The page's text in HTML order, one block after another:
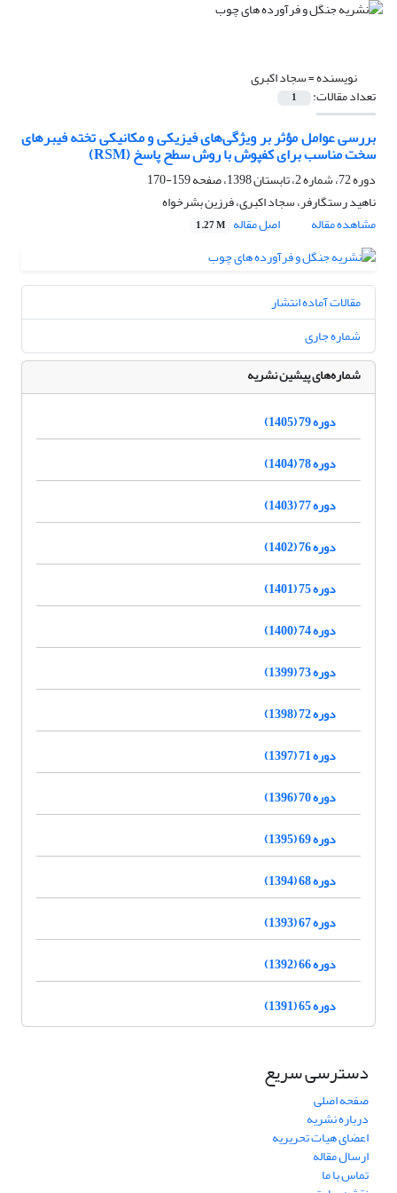
نویسنده =سجاد اکبری
تعداد مقالات: 1
بررسی عوامل مؤثر بر ویژگی‌های فیزیکی و مکانیکی تخته فیبرهای
سخت مناسب برای کفپوش با روش سطح پاسخ (RSM)
دوره 72، شماره 2، تابستان 1398، صفحه
159-170
ناهید رستگارفر، سجاد اکبری، فرزین بشرخواه
مشاهده مقاله
اصل مقاله 1.27 M
مقالات آماده انتشار
شماره جاری
شماره‌های پیشین نشریه
دوره 79 (1405)
دوره 78 (1404)
دوره 77 (1403)
دوره 76 (1402)
دوره 75 (1401)
دوره 74 (1400)
دوره 73 (1399)
دوره 72 (1398)
دوره 71 (1397)
دوره 70 (1396)
دوره 69 (1395)
دوره 68 (1394)
دوره 67 (1393)
دوره 66 (1392)
دوره 65 (1391)
دسترسی سریع
صفحه اصلی
درباره نشریه
اعضای هیات تحریریه
ارسال مقاله
تماس با ما